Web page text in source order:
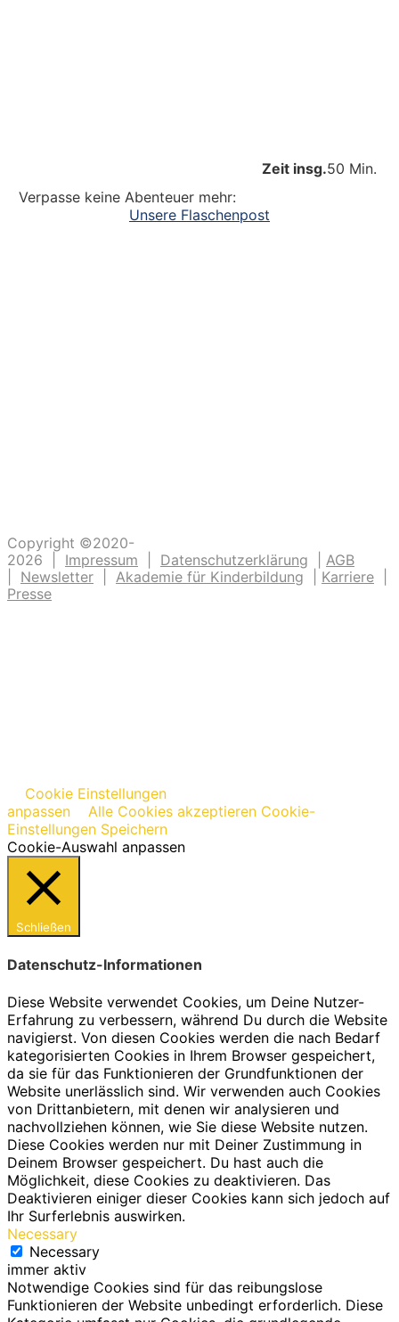
Zeit insg.50 Min.
Verpasse keine Abenteuer mehr:
Unsere Flaschenpost
Copyright ©2020-
2026 | Impressum Datenschutzerklärung
AGB
Newsletter Akademie für Kinderbildung Karriere
Presse
Cookie Einstellungen
anpassen
Alle Cookies akzeptieren Cookie-
Einstellungen Speichern
Cookie-Auswahl anpassen
Schließen
Datenschutz-Informationen
Diese Website verwendet Cookies, um Deine Nutzer-
Erfahrung zu verbessern, während Du durch die Website
navigierst. Von diesen Cookies werden die nach Bedarf
kategorisierten Cookies in Ihrem Browser gespeichert,
da sie für das Funktionieren der Grundfunktionen der
Website unerlässlich sind. Wir verwenden auch Cookies
von Drittanbietern, mit denen wir analysieren und
nachvollziehen können, wie Sie diese Website nutzen.
Diese Cookies werden nur mit Deiner Zustimmung in
Deinem Browser gespeichert. Du hast auch die
Möglichkeit, diese Cookies zu deaktivieren. Das
Deaktivieren einiger dieser Cookies kann sich jedoch auf
Ihr Surferlebnis auswirken.
Necessary
Necessary
immer aktiv
Notwendige Cookies sind für das reibungslose
Funktionieren der Website unbedingt erforderlich. Diese